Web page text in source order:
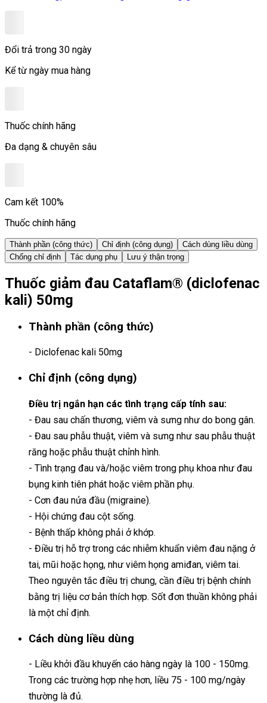
Đổi trả trong 30 ngày
Kể từ ngày mua hàng
Thuốc chính hãng
Đa dạng & chuyên sâu
Cam kết 100%
Thuốc chính hãng
Thành phần (công thức) Chỉ định (công dụng)
Cách dùng liều dùng
Chống chỉ định
Tác dụng phụ Lưu ý thận trọng
Thuốc giảm đau Cataflam® (diclofenac
kali) 50mg
Thành phần (công thức)
- Diclofenac kali 50mg
Chỉ định (công dụng)
Điều trị ngắn hạn các tình trạng cấp tính sau:
- Đau sau chấn thương, viêm và sưng như do bong gân.
- Đau sau phẫu thuật, viêm và sưng như sau phẫu thuật
răng hoặc phẫu thuật chỉnh hình.
- Tình trạng đau và/hoặc viêm trong phụ khoa như đau
bụng kinh tiên phát hoặc viêm phần phụ.
- Cơn đau nửa đầu (migraine).
- Hội chứng đau cột sống.
- Bệnh thấp không phải ở khớp.
- Điều trị hỗ trợ trong các nhiễm khuẩn viêm đau nặng ở
tai, mũi hoặc họng, như viêm họng amiđan, viêm tai.
Theo nguyên tắc điều trị chung, cần điều trị bệnh chính
bằng trị liệu cơ bản thích hợp. Sốt đơn thuần không phải
là một chỉ định.
Cách dùng liều dùng
- Liều khởi đầu khuyến cáo hàng ngày là 100 - 150mg.
Trong các trường hợp nhẹ hơn, liều 75 - 100 mg/ngày
thường là đủ.